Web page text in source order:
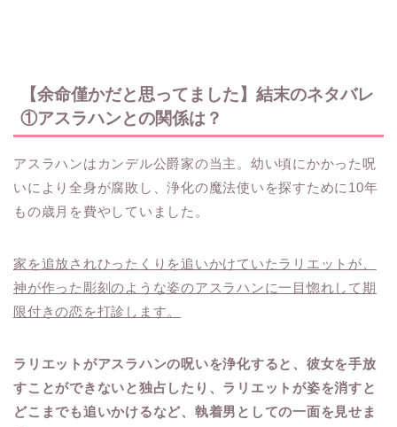
【余命僅かだと思ってました】結末のネタバレ
①アスラハンとの関係は？
アスラハンはカンデル公爵家の当主。幼い頃にかかった呪
いにより全身が腐敗し、浄化の魔法使いを探すために10年
もの歳月を費やしていました。
家を追放されひったくりを追いかけていたラリエットが、
神が作った彫刻のような姿のアスラハンに一目惚れして期
限付きの恋を打診します。
ラリエットがアスラハンの呪いを浄化すると、彼女を手放
すことができないと独占したり、ラリエットが姿を消すと
どこまでも追いかけるなど、執着男としての一面を見せま